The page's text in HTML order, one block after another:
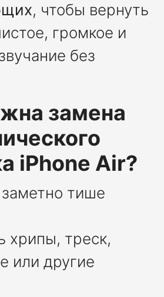
, чтобы вернуть
громкое и
без
замена
iPhone Air?
тише
хрипы, треск,
или другие